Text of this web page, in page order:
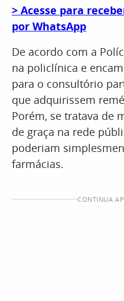
> Acesse para
por WhatsApp
De acordo com a
na policlínica e
para o consultório
que adquirissem
Porém, se tratava de
de graça na rede
poderiam
farmácias.
CONTINUA